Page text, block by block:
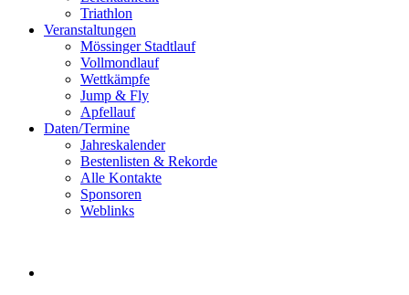
Triathlon
Veranstaltungen
Mössinger Stadtlauf
Vollmondlauf
Wettkämpfe
Jump & Fly
Apfellauf
Daten/Termine
Jahreskalender
Bestenlisten & Rekorde
Alle Kontakte
Sponsoren
Weblinks